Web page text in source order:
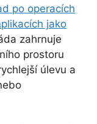
po operacích
jako
zahrnuje
prostoru
úlevu a